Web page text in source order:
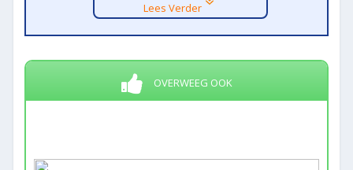
Lees Verder
OVERWEEG OOK